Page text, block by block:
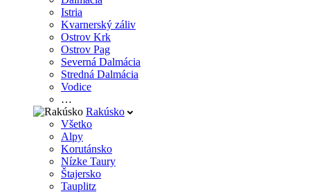
Istria
Kvarnerský záliv
Ostrov Krk
Ostrov Pag
Severná Dalmácia
Stredná Dalmácia
Vodice
…
Rakúsko
Všetko
Alpy
Korutánsko
Nízke Taury
Štajersko
Tauplitz